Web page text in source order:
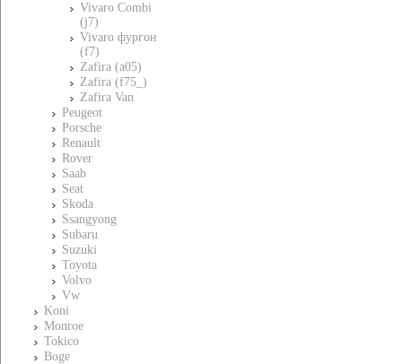
Vivaro Combi
(j7)
Vivaro фургон
(f7)
Zafira (a05)
Zafira (f75_)
Zafira Van
Peugeot
Porsche
Renault
Rover
Saab
Seat
Skoda
Ssangyong
Subaru
Suzuki
Toyota
Volvo
Vw
Koni
Monroe
Tokico
Boge